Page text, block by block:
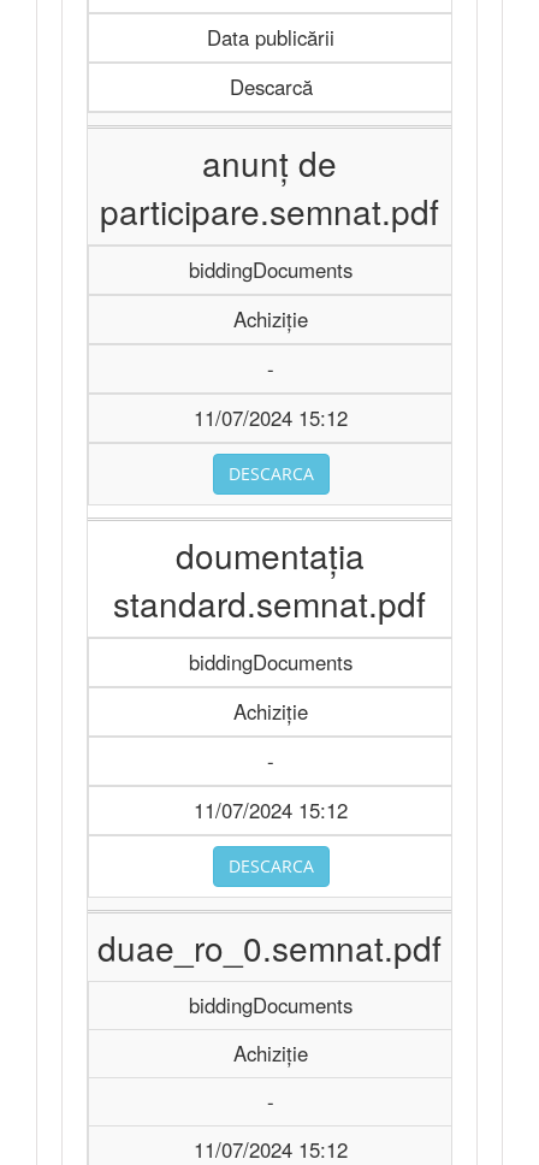
Data publicării
Descarcă
anunț de
participare.semnat.pdf
biddingDocuments
Achiziție
-
11/07/2024 15:12
DESCARCA
doumentația
standard.semnat.pdf
biddingDocuments
Achiziție
-
11/07/2024 15:12
DESCARCA
duae_ro_0.semnat.pdf
biddingDocuments
Achiziție
-
11/07/2024 15:12